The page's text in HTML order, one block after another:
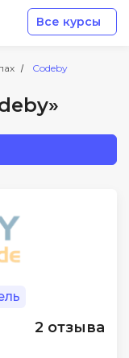
Все курсы
Codeby
2 отзыва